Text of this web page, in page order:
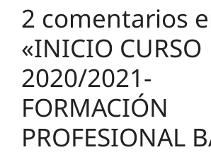
2 comentarios
«INICIO CURSO
2020/2021-
FORMACIÓN
PROFESIONAL